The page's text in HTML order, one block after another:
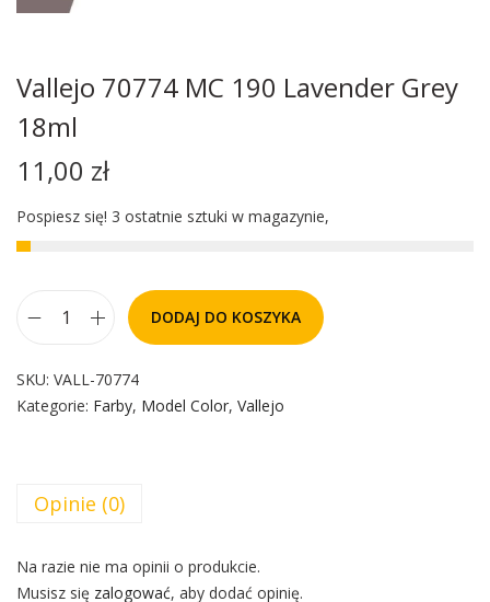
Vallejo 70774 MC 190 Lavender Grey
18ml
11,00 zł
Pospiesz się! 3 ostatnie sztuki w magazynie,
DODAJ DO KOSZYKA
SKU: VALL-70774
Kategorie: Farby, Model Color, Vallejo
Opinie (0)
Na razie nie ma opinii o produkcie.
Musisz się zalogować, aby dodać opinię.